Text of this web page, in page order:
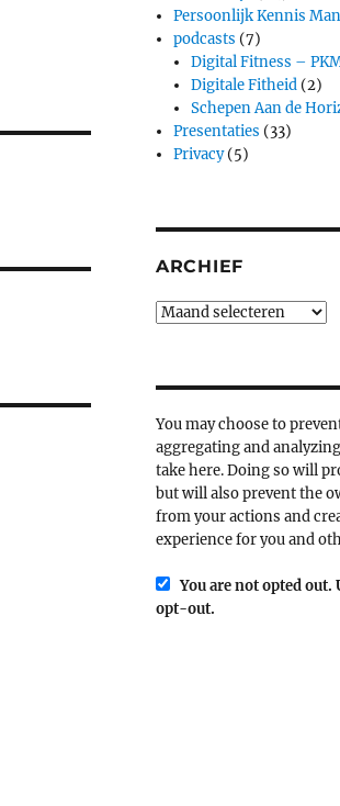
Persoonlijk Kennis
podcasts (7)
Digital Fitness –
Digitale Fitheid (2)
Schepen Aan de
Presentaties (33)
Privacy(5)
ARCHIEF
Archief
You may choose to
aggregating and
take here. Doing so will
but will also prevent the
from your actions and
experience for you and
You are not opted
opt-out.